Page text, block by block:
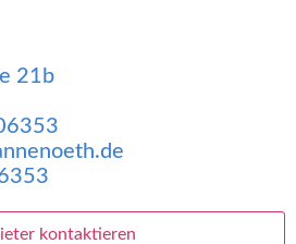
21b
kontaktieren